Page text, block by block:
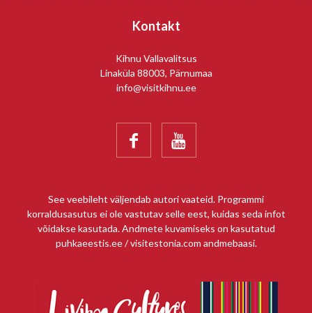
Kontakt
Kihnu Vallavalitsus
Linaküla 88003, Pärnumaa
info@visitkihnu.ee
 
See veebileht väljendab autori vaateid. Programmi
korraldusasutus ei ole vastutav selle eest, kuidas seda infot
võidakse kasutada. Andmete kuvamiseks on kasutatud
puhkaeestis.ee / visitestonia.com andmebaasi.